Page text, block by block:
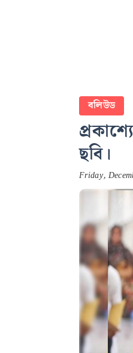
বলিউড
ছবি।
Friday,